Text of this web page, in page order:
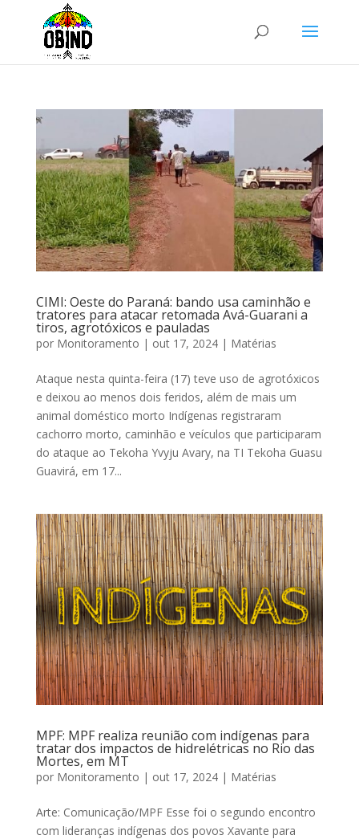
CIMI: Oeste do Paraná: bando usa caminhão e
tratores para atacar retomada Avá-Guarani a
tiros, agrotóxicos e pauladas
por Monitoramento | out 17, 2024| Matérias
Ataque nesta quinta-feira (17) teve uso de agrotóxicos
e deixou ao menos dois feridos, além de mais um
animal doméstico morto Indígenas registraram
cachorro morto, caminhão e veículos que participaram
do ataque ao Tekoha Yvyju Avary, na TI Tekoha Guasu
Guavirá, em 17...
MPF: MPF realiza reunião com indígenas para
tratar dos impactos de hidrelétricas no Rio das
Mortes, em MT
por Monitoramento | out 17, 2024| Matérias
Arte: Comunicação/MPF Esse foi o segundo encontro
com lideranças indígenas dos povos Xavante para